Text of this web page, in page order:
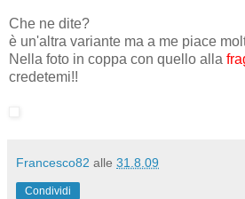
Che ne dite?
è un'altra variante ma a me piace
Nella foto in coppa con quello alla
credetemi!!
Francesco82 alle 31.8.09
Condividi